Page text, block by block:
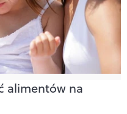
alimentów na